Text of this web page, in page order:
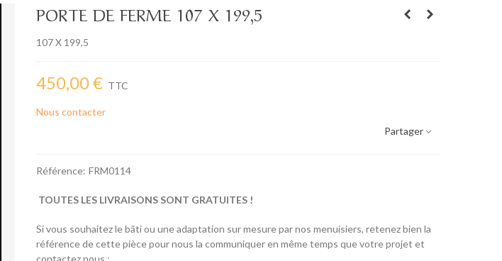
PORTE DE FERME 107 X 199,5
107 X 199,5
450,00 € TTC
Nous contacter
Partager
Référence: FRM0114
TOUTES LES LIVRAISONS SONT GRATUITES !
Si vous souhaitez le bâti ou une adaptation sur mesure par nos menuisiers, retenez bien la
référence de cette pièce pour nous la communiquer en même temps que votre projet et
contactez nous :